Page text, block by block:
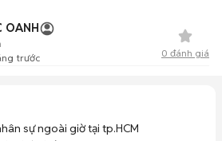
OANH
trước
0 đánh giá
sự ngoài giờ tại tp.HCM